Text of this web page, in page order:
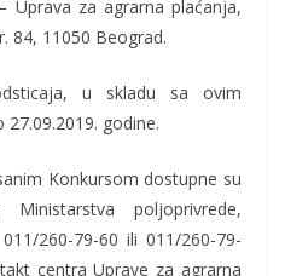
Uprava za agrarna plaćanja,
84, 11050 Beograd.
u skladu sa ovim
godine.
Konkursom dostupne su
poljoprivrede,
260-79-60 ili 011/260-79-
centra Uprave za agrarna